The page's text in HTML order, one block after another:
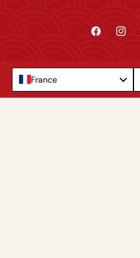
Facebook
France